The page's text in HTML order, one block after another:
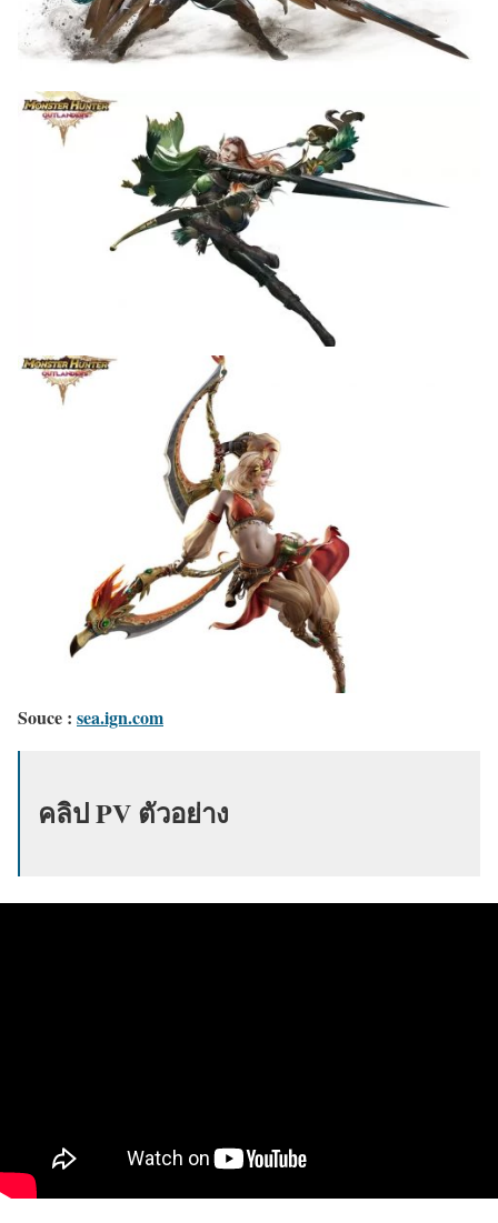
Souce : sea.ign.com
คลิป PV ตัวอย่าง